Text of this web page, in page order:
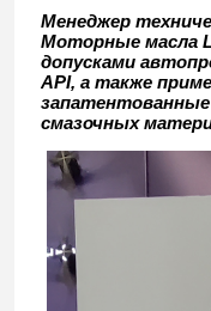
Менеджер
Моторные масла
допусками
API, а также
смазочных